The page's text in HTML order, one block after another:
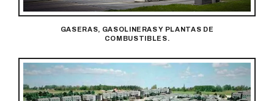
GASERAS, GASOLINERAS Y PLANTAS DE
COMBUSTIBLES.